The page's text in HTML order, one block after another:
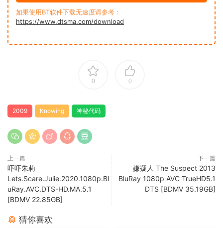
如果使用BT软件下载无速度请参考：
https://www.dtsma.com/download
0 0
2009 Knowing 神秘代码
上一篇
吓吓朱莉
Lets.Scare.Julie.2020.1080p.Bl
uRay.AVC.DTS-HD.MA.5.1
[BDMV 22.85GB]
下一篇
嫌疑人 The Suspect 2013
BluRay 1080p AVC TrueHD5.1
DTS [BDMV 35.19GB]
猜你喜欢